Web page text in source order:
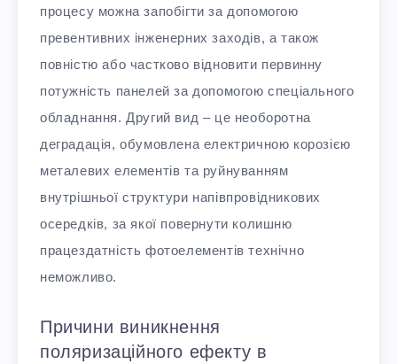
процесу можна запобігти за допомогою
превентивних інженерних заходів, а також
повністю або частково відновити первинну
потужність панелей за допомогою спеціального
обладнання. Другий вид – це необоротна
деградація, обумовлена електричною корозією
металевих елементів та руйнуванням
внутрішньої структури напівпровідникових
осередків, за якої повернути колишню
працездатність фотоелементів технічно
неможливо.
Причини виникнення
поляризаційного ефекту в